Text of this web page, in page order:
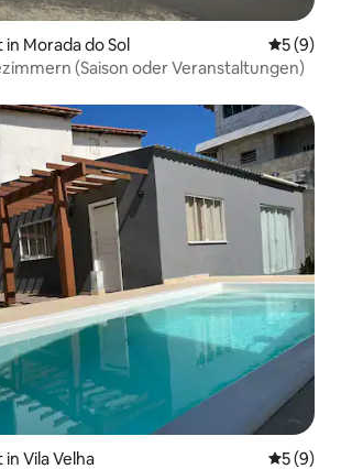
Morada do Sol
5 (9)
(Saison oder Veranstaltungen)
Vila Velha
5 (9)